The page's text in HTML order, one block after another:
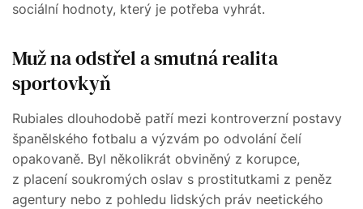
sociální hodnoty, který je potřeba vyhrát.
Muž na odstřel a smutná realita
sportovkyň
Rubiales dlouhodobě patří mezi kontroverzní postavy
španělského fotbalu a výzvám po odvolání čelí
opakovaně. Byl několikrát obviněný z korupce,
z placení soukromých oslav s prostitutkami z peněz
agentury nebo z pohledu lidských práv neetického